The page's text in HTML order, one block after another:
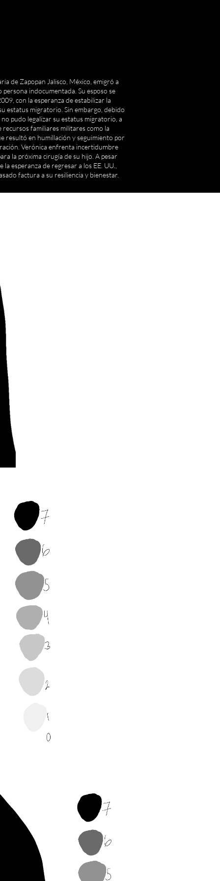
de Zapopan Jalisco, México, emigró a
indocumentada. Su esposo se
con la esperanza de estabilizar la
estatus migratorio. Sin embargo, debido
pudo legalizar su estatus migratorio, a
familiares militares como la
resultó en humillación y seguimiento por
Verónica enfrenta incertidumbre
la próxima cirugía de su hijo. A pesar
esperanza de regresar a los EE. UU.,
factura a su resiliencia y bienestar.